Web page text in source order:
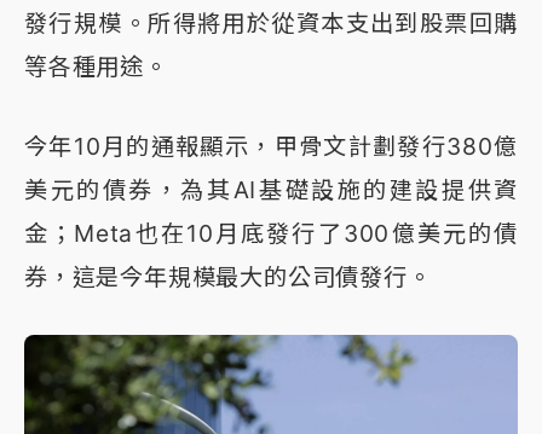
發行規模。所得將用於從資本支出到股票回購
等各種用途。
今年10月的通報顯示，甲骨文計劃發行380億
美元的債券，為其AI基礎設施的建設提供資
金；Meta也在10月底發行了300億美元的債
券，這是今年規模最大的公司債發行。